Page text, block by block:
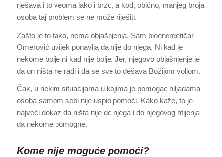
rješava i to veoma lako i brzo, a kod, obično, manjeg broja
osoba taj problem se ne može riješiti.
Zašto je to tako, nema objašnjenja. Sam bioenergetičar
Omerović uvijek ponavlja da nije do njega. Ni kad je
nekome bolje ni kad nije bolje. Jer, njegovo objašnjenje je
da on ništa ne radi i da se sve to dešava Božijom voljom.
Čak, u nekim situacijama u kojima je pomogao hiljadama
osoba samom sebi nije uspio pomoći. Kako kaže, to je
najveći dokaz da ništa nije do njega i do njegovog htijenja
da nekome pomogne.
Kome nije moguće pomoći?